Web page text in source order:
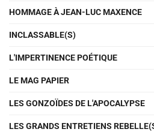
HOMMAGE À JEAN-LUC MAXENCE
INCLASSABLE(S)
L'IMPERTINENCE POÉTIQUE
LE MAG PAPIER
LES GONZOÏDES DE L'APOCALYPSE
LES GRANDS ENTRETIENS